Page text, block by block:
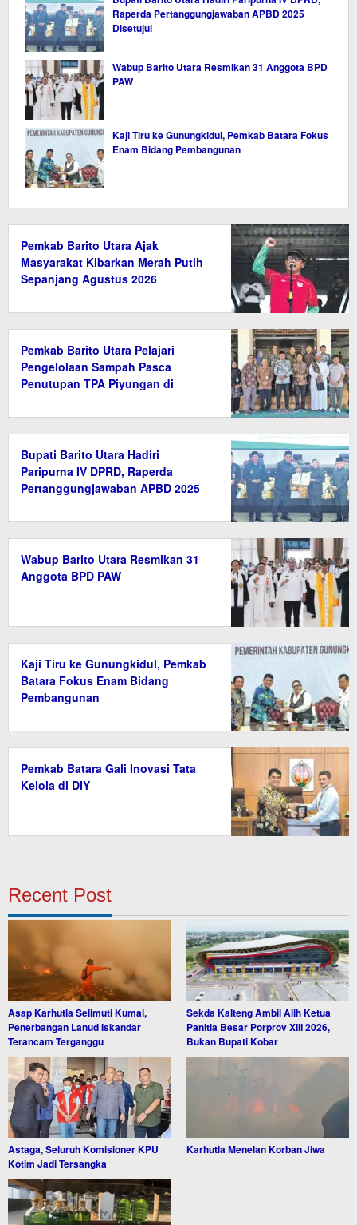
Raperda Pertanggungjawaban APBD 2025
Disetujui
Wabup Barito Utara Resmikan 31 Anggota BPD
PAW
Kaji Tiru ke Gunungkidul, Pemkab Batara Fokus
Enam Bidang Pembangunan
Pemkab Barito Utara Ajak
Masyarakat Kibarkan Merah Putih
Sepanjang Agustus 2026
Pemkab Barito Utara Pelajari
Pengelolaan Sampah Pasca
Penutupan TPA Piyungan di
Bupati Barito Utara Hadiri
Paripurna IV DPRD, Raperda
Pertanggungjawaban APBD 2025
Wabup Barito Utara Resmikan 31
Anggota BPD PAW
Kaji Tiru ke Gunungkidul, Pemkab
Batara Fokus Enam Bidang
Pembangunan
Pemkab Batara Gali Inovasi Tata
Kelola di DIY
Recent Post
Asap Karhutla Selimuti Kumai,
Penerbangan Lanud Iskandar
Terancam Terganggu
Sekda Kalteng Ambil Alih Ketua
Panitia Besar Porprov XIII 2026,
Bukan Bupati Kobar
Astaga, Seluruh Komisioner KPU
Kotim Jadi Tersangka
Karhutla Menelan Korban Jiwa